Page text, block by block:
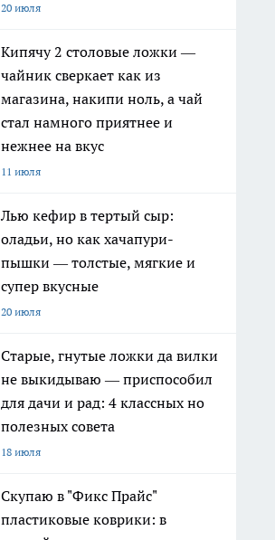
20 июля
Кипячу 2 столовые ложки —
чайник сверкает как из
магазина, накипи ноль, а чай
стал намного приятнее и
нежнее на вкус
11 июля
Лью кефир в тертый сыр:
оладьи, но как хачапури-
пышки — толстые, мягкие и
супер вкусные
20 июля
Старые, гнутые ложки да вилки
не выкидываю — приспособил
для дачи и рад: 4 классных но
полезных совета
18 июля
Скупаю в "Фикс Прайс"
пластиковые коврики: в